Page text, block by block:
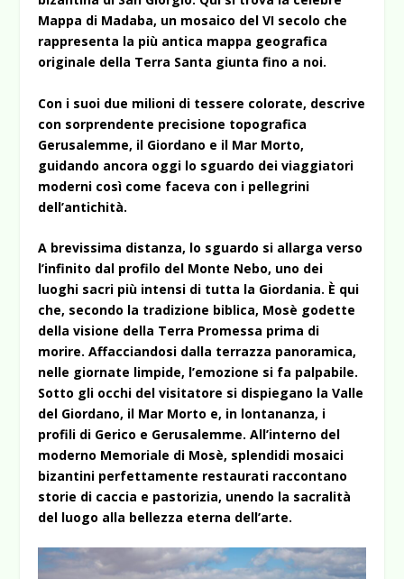
Mappa di Madaba, un mosaico del VI secolo che
rappresenta la più antica mappa geografica
originale della Terra Santa giunta fino a noi.
Con i suoi due milioni di tessere colorate, descrive
con sorprendente precisione topografica
Gerusalemme, il Giordano e il Mar Morto,
guidando ancora oggi lo sguardo dei viaggiatori
moderni così come faceva con i pellegrini
dell’antichità.
A brevissima distanza, lo sguardo si allarga verso
l’infinito dal profilo del Monte Nebo, uno dei
luoghi sacri più intensi di tutta la Giordania. È qui
che, secondo la tradizione biblica, Mosè godette
della visione della Terra Promessa prima di
morire. Affacciandosi dalla terrazza panoramica,
nelle giornate limpide, l’emozione si fa palpabile.
Sotto gli occhi del visitatore si dispiegano la Valle
del Giordano, il Mar Morto e, in lontananza, i
profili di Gerico e Gerusalemme. All’interno del
moderno Memoriale di Mosè, splendidi mosaici
bizantini perfettamente restaurati raccontano
storie di caccia e pastorizia, unendo la sacralità
del luogo alla bellezza eterna dell’arte.